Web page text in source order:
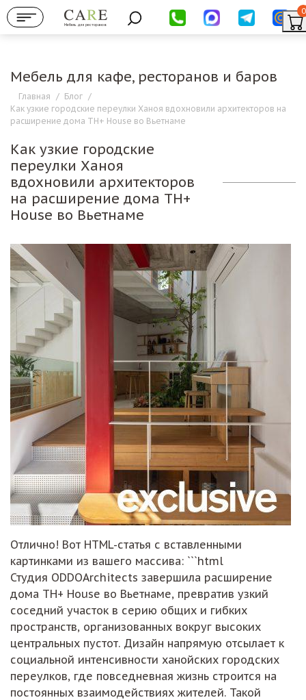
Мебель для ресторанов
0
Мебель для кафе, ресторанов и баров
Главная / Блог /
Как узкие городские переулки Ханоя вдохновили архитекторов на
расширение дома TH+ House во Вьетнаме
Как узкие городские
переулки Ханоя
вдохновили архитекторов
на расширение дома TH+
House во Вьетнаме
Отлично! Вот HTML-статья с вставленными
картинками из вашего массива: ```html
Студия ODDOArchitects завершила расширение
дома TH+ House во Вьетнаме, превратив узкий
соседний участок в серию общих и гибких
пространств, организованных вокруг высоких
центральных пустот. Дизайн напрямую отсылает к
социальной интенсивности ханойских городских
переулков, где повседневная жизнь строится на
постоянных взаимодействиях жителей. Такой